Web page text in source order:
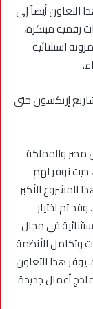
أيضاً إلى
رقمية مبتكرة،
استثنائية
إريكسون حتى
مصر والمملكة
حيث نوفر لهم
المشروع الأكبر
تم اختيار
في مجال
وتكامل الأنظمة
يوفر هذا التعاون
أعمال جديدة